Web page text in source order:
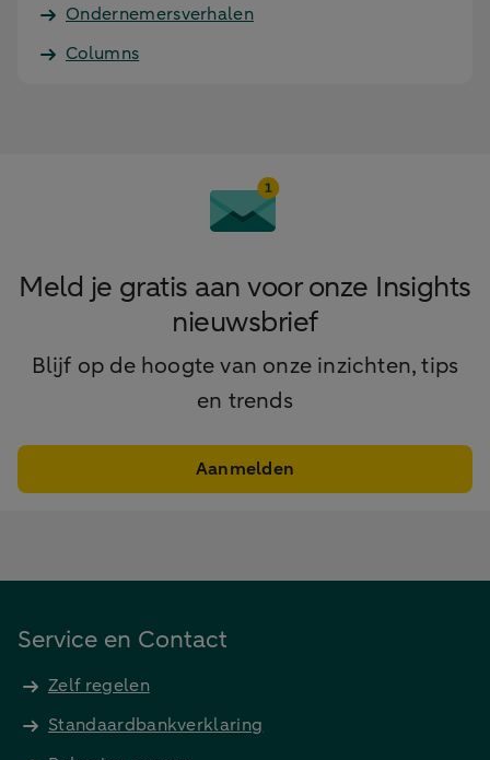
Ondernemersverhalen
Columns
Meld je gratis aan voor onze Insights
nieuwsbrief
Blijf op de hoogte van onze inzichten, tips
en trends
Aanmelden
Service en Contact
Zelf regelen
Standaardbankverklaring